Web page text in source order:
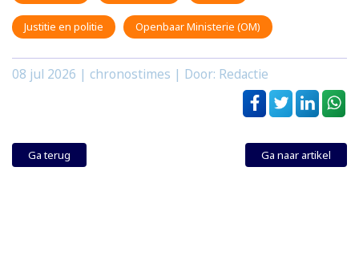
Justitie en politie Openbaar Ministerie (OM)
08 jul 2026 | chronostimes | Door: Redactie
Ga terug Ga naar artikel